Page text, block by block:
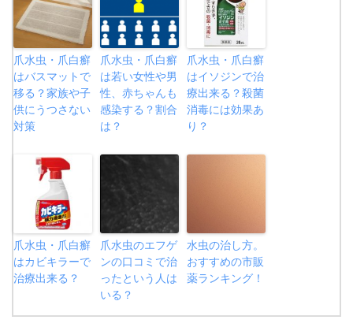
爪水虫・爪白癬
はバスマットで
移る？家族や子
供にうつさない
対策
爪水虫・爪白癬
は若い女性や男
性、赤ちゃんも
感染する？割合
は？
爪水虫・爪白癬
はイソジンで治
療出来る？殺菌
消毒には効果あ
り？
爪水虫・爪白癬
はカビキラーで
治療出来る？
爪水虫のエフゲ
ンの口コミで治
ったという人は
いる？
水虫の治し方。
おすすめの市販
薬ランキング！